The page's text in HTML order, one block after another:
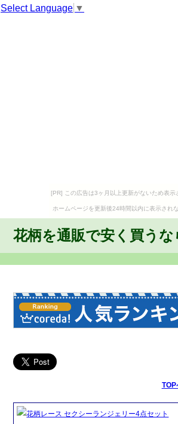
Select Language ▼
[PR] この広告は3ヶ月以上更新がないため表示
ホームページを更新後24時間以内に表示され
花柄を通販で安く買うな
TOP
花柄レース セクシーランジェリー4点セット